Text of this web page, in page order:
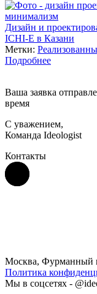
Дизайн и
ICHI-E в Казани
Метки:
Подробнее
Ваша заявка
время
С уважением,
Команда Ideologist
Контакты
Москва, Фурманный
Политика
Мы в соцсетях -